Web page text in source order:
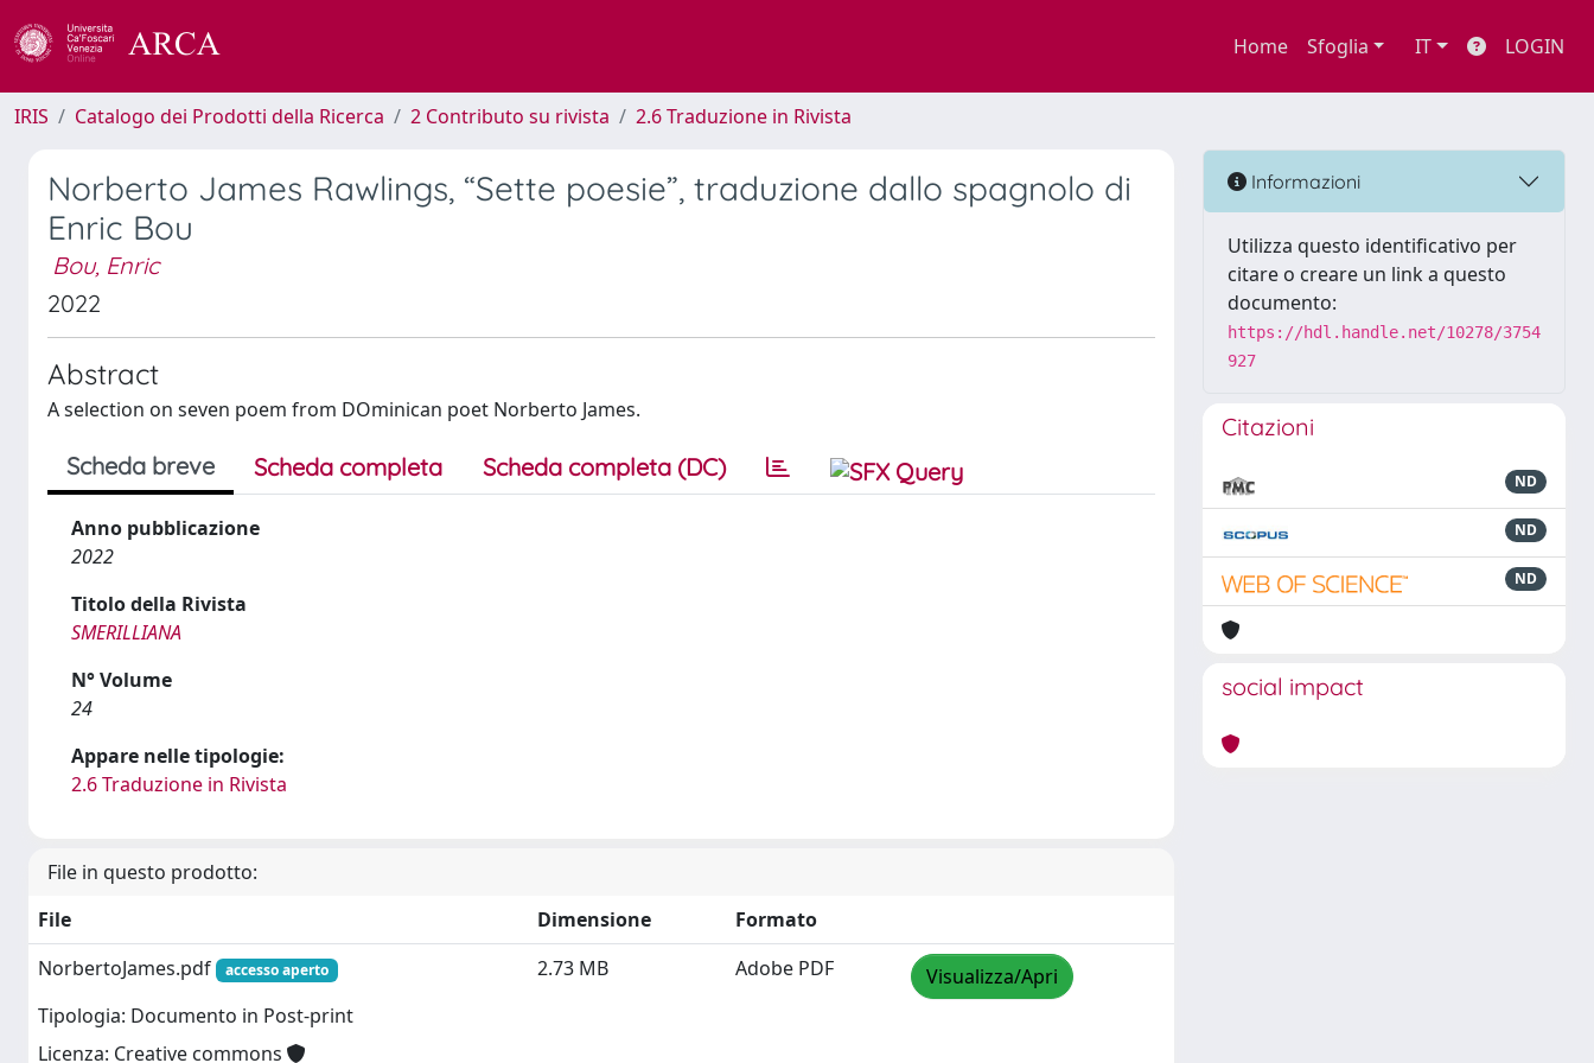
Home Sfoglia IT LOGIN
IRIS Catalogo dei Prodotti della Ricerca 2 Contributo su rivista 2.6 Traduzione in Rivista
Norberto James Rawlings, “Sette poesie”, traduzione dallo spagnolo di
Enric Bou
Bou, Enric
2022
Abstract
A selection on seven poem from DOminican poet Norberto James.
Scheda breve Scheda completa Scheda completa (DC)
Anno pubblicazione
2022
Titolo della Rivista
SMERILLIANA
N° Volume
24
Appare nelle tipologie:
2.6 Traduzione in Rivista
File in questo prodotto:
File
Dimensione
Formato
NorbertoJames.pdf
accesso aperto
Tipologia: Documento in Post-print
Licenza: Creative commons
2.73 MB Adobe PDF Visualizza/Apri
Informazioni
Utilizza questo identificativo per
citare o creare un link a questo
documento:
https://hdl.handle.net/10278/3754
927
Citazioni
ND
ND
ND
social impact